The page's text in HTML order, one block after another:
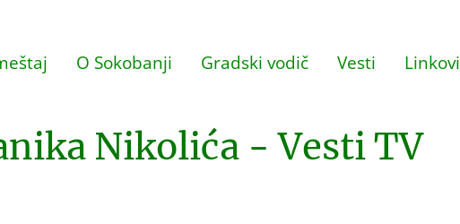
O Sokobanji Gradski vodič Vesti Linkovi
Nikolića - Vesti TV